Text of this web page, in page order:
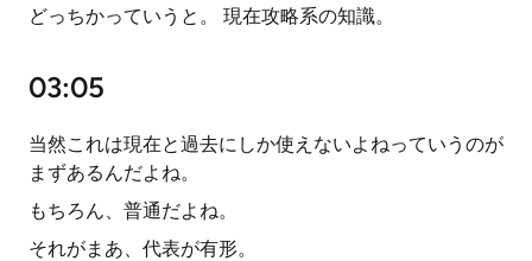
どっちかっていうと。 現在攻略系の知識。
03:05
当然これは現在と過去にしか使えないよねっていうのが
まずあるんだよね。
もちろん、普通だよね。
それがまあ、代表が有形。